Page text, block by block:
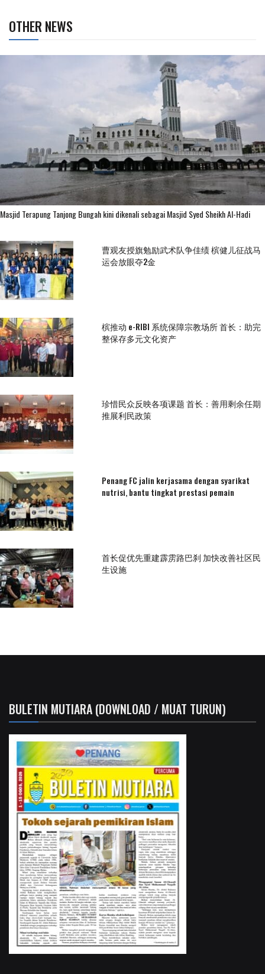
OTHER NEWS
Masjid Terapung Tanjong Bungah kini dikenali sebagai Masjid Syed Sheikh Al-Hadi
曹观友授旗勉励武术队争佳绩 槟健儿征战马
运会放眼夺2金
槟推动 e-RIBI 系统保障宗教场所 首长：助完
整保存多元文化资产
珍惜民众反映各项课题 首长：善用剩余任期
推展利民政策
Penang FC jalin kerjasama dengan syarikat
nutrisi, bantu tingkat prestasi pemain
首长促优先重建霹雳路巴刹 加快改善社区民
生设施
BULETIN MUTIARA (DOWNLOAD / MUAT TURUN)